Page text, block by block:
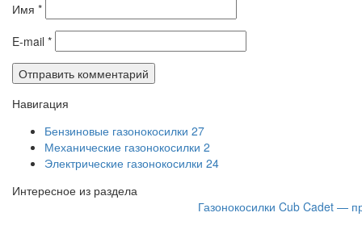
Имя *
E-mail *
Навигация
Бензиновые газонокосилки 27
Механические газонокосилки 2
Электрические газонокосилки 24
Интересное из раздела
Газонокосилки Cub Cadet —